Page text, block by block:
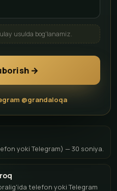
usulda bog'lanamiz.
→
@grandaloqa
yoki Telegram) — 30 soniya.
telefon yoki Telegram